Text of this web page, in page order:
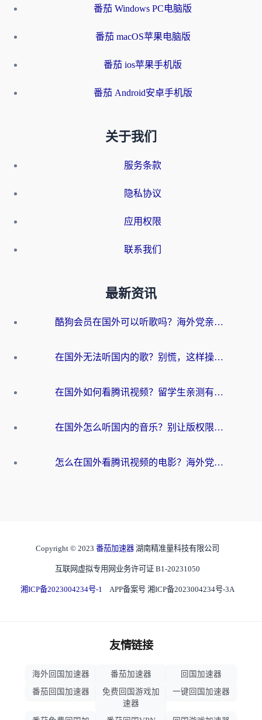
番茄 Windows PC电脑版
番茄 macOS苹果电脑版
番茄 ios苹果手机版
番茄 Android安卓手机版
关于我们
服务条款
隐私协议
应用权限
联系我们
最新资讯
酷狗会员在国外可以听歌吗？海外党亲测有效：3步解决音乐权限难题
在国外无法听国内的歌？别慌，这样操作就能畅听QQ音乐（附亲测加速器推荐）
在国外如何看腾讯视频？留学生亲测有效的回国加速方案
在国外怎么听国内的音乐？别让版权限制断了你的华语歌单
怎么在国外看腾讯视频的电影？海外党亲测有效的回国加速指南
Copyright © 2023 番茄加速器 湖南精准量科技有限公司
互联网虚拟专用网业务许可证 B1-20231050
湘ICP备2023004234号-1 APP备案号 湘ICP备2023004234号-3A
友情链接
海外回国加速器 番茄加速器
回国加速器
番茄回国加速器
免费回国游戏加
速器
一键回国加速器